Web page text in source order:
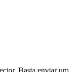
Basta enviar um